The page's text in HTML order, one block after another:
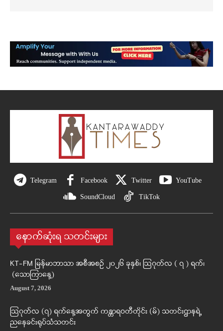
Telegram Facebook Twitter YouTube
SoundCloud TikTok
နောက်ဆုံးရ သတင်းများ
KT-FM မြန်မာဘာသာ အစီအစဉ် ၂၀၂၆ ခုနှစ်၊ ဩဂုတ်လ ( ၇ ) ရက်၊
(သောကြာနေ့)
August 7, 2026
ဩဂုတ်လ (၇) ရက်နေ့အတွက် ကန္တာရဝတီတိုင်း (မ်) သတင်းဌာနရဲ့
ညနေခင်းရုပ်သံသတင်း